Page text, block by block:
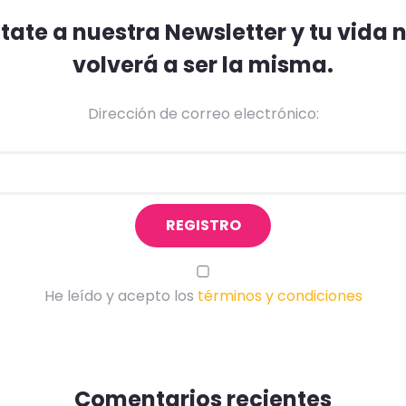
a nuestra Newsletter y tu vida
volverá a ser la misma.
Dirección de correo electrónico:
He leído y acepto los términos y condiciones
Comentarios recientes